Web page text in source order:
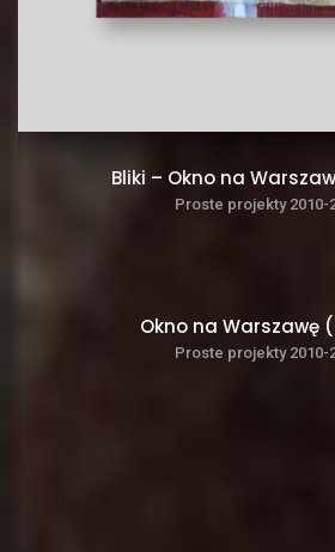
Bliki – Okno na
Proste projekty 2010-
Okno na Warszawę
Proste projekty 2010-